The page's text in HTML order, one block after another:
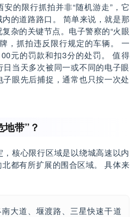
的限行抓拍并非“随机游走”，它
的道路路口。 简单来说，就是那
杂的关键节点。电子警察的“火眼
，抓拍违反限行规定的车辆。 一
元的罚款和扣3分的处罚。 值得
当天多次被同一或不同的电子眼
眼先后捕捉，通常也只按一次处
带”？
核心限行区域是以绕城高速以内
都有所扩展的围合区域。 具体来
南大道、堰渡路、三星快速干道